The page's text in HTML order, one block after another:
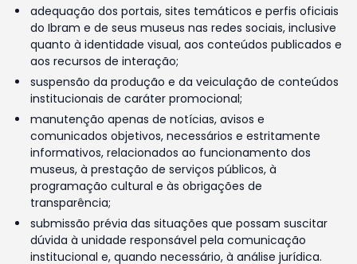
adequação dos portais, sites temáticos e perfis oficiais
do Ibram e de seus museus nas redes sociais, inclusive
quanto à identidade visual, aos conteúdos publicados e
aos recursos de interação;
suspensão da produção e da veiculação de conteúdos
institucionais de caráter promocional;
manutenção apenas de notícias, avisos e
comunicados objetivos, necessários e estritamente
informativos, relacionados ao funcionamento dos
museus, à prestação de serviços públicos, à
programação cultural e às obrigações de
transparência;
submissão prévia das situações que possam suscitar
dúvida à unidade responsável pela comunicação
institucional e, quando necessário, à análise jurídica.